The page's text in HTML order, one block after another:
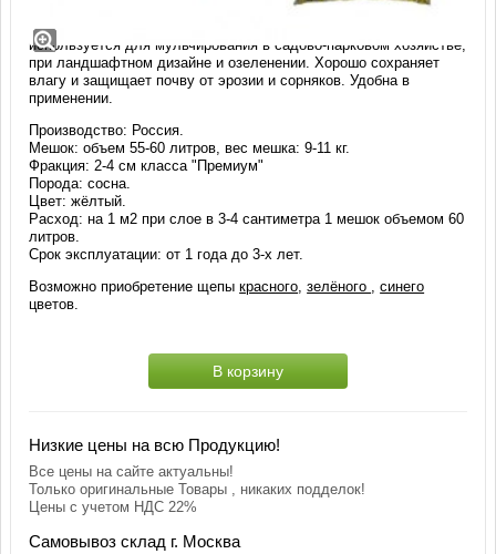
Высококачественная, экологически чистая, щепа жёлтого цвета
используется для мульчирования в садово-парковом хозяйстве,
при ландшафтном дизайне и озеленении. Хорошо сохраняет
влагу и защищает почву от эрозии и сорняков. Удобна в
применении.
Производство: Россия.
Мешок: объем 55-60 литров, вес мешка: 9-11 кг.
Фракция: 2-4 см класса "Премиум"
Порода: сосна.
Цвет: жёлтый.
Расход: на 1 м2 при слое в 3-4 сантиметра 1 мешок объемом 60
литров.
Срок эксплуатации: от 1 года до 3-х лет.
Возможно приобретение щепыкрасного ,зелёного ,синего
цветов.
В корзину
Низкие цены на всю Продукцию!
Все цены на сайте актуальны!
Только оригинальные Товары , никаких подделок!
Цены с учетом НДС 22%
Самовывоз склад г. Москва